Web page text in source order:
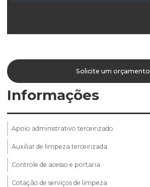
Solicite um orçamento
Informações
Apoio administrativo terceirizado
Auxiliar de limpeza terceirizada
Controle de acesso e portaria
Cotação de serviços de limpeza